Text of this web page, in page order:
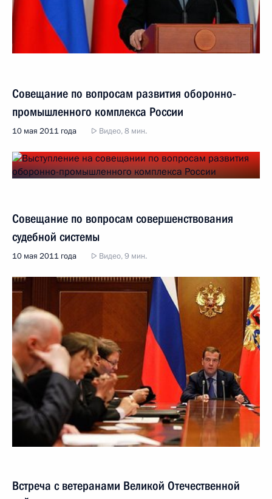
Совещание по вопросам развития оборонно-
промышленного комплекса России
10 мая 2011 года Видео, 8 мин.
Совещание по вопросам совершенствования
судебной системы
10 мая 2011 года Видео, 9 мин.
Встреча с ветеранами Великой Отечественной